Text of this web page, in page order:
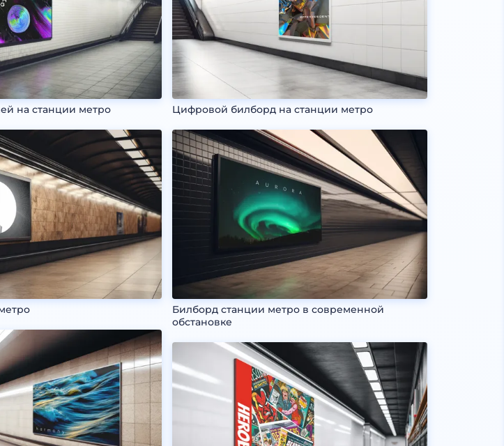
на станции метро Цифровой билборд на станции метро
Билборд станции метро в современной
обстановке